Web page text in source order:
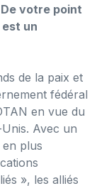
votre point
un
de la paix et
fédéral
en vue du
Avec un
plus
», les alliés